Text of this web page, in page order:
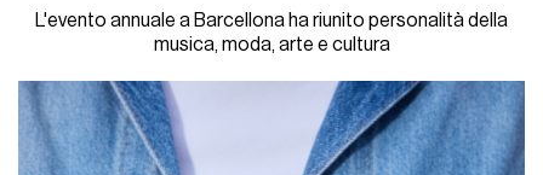
L'evento annuale a Barcellona ha riunito personalità della
musica, moda, arte e cultura